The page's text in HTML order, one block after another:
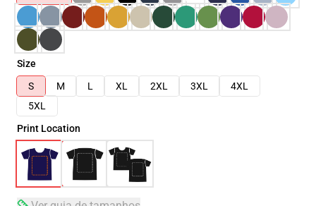
Size
S
M L XL 2XL 3XL
4XL
5XL
Print Location